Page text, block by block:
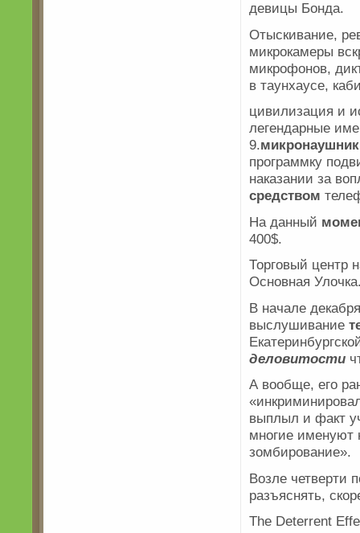
девицы Бонда.
Отыскивание,
микрокамеры
микрофонов,
в таунхаусе,
цивилизация и
легендарные
9.
программку
наказании за
средством
На данный
400$.
Торговый центр
Основная
В начале
выслушивание
деловитости
А вообще, его
выплыл и факт
многие именуют
зомбирование».
Возле четверти
разъяснять,
The Deterrent